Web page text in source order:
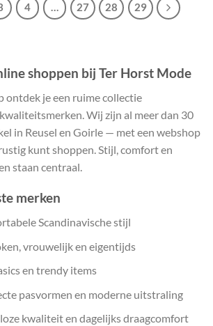
4 … 27 28 29
shoppen bij Ter Horst Mode
ontdek je een ruime collectie
Wij zijn al meer dan 30
in Reusel en Goirle — met een webshop
kunt shoppen. Stijl, comfort en
staan centraal.
merken
Scandinavische stijl
vrouwelijk en eigentijds
en trendy items
pasvormen en moderne uitstraling
kwaliteit en dagelijks draagcomfort